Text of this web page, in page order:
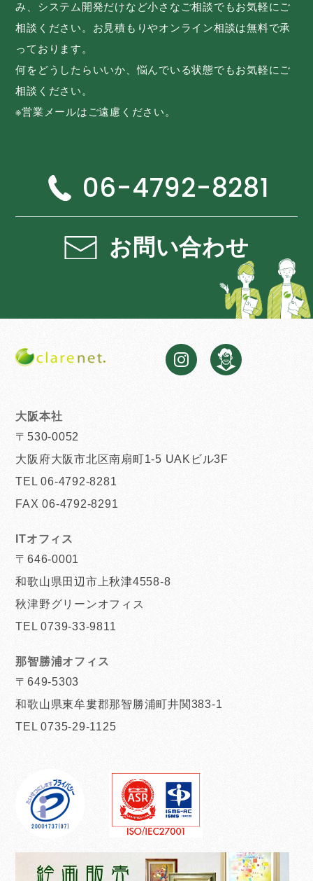
み、システム開発だけなど小さなご相談でもお気軽にご
相談ください。お見積もりやオンライン相談は無料で承
っております。
何をどうしたらいいか、悩んでいる状態でもお気軽にご
相談ください。
※営業メールはご遠慮ください。
06-4792-8281
お問い合わせ
大阪本社
〒530-0052
大阪府大阪市北区南扇町1-5 UAKビル3F
TEL 06-4792-8281
FAX 06-4792-8291
ITオフィス
〒646-0001
和歌山県田辺市上秋津4558-8
秋津野グリーンオフィス
TEL 0739-33-9811
那智勝浦オフィス
〒649-5303
和歌山県東牟婁郡那智勝浦町井関383-1
TEL 0735-29-1125